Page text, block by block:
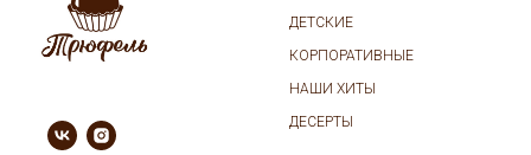
ДЕТСКИЕ
КОРПОРАТИВНЫЕ
НАШИ ХИТЫ
ДЕСЕРТЫ